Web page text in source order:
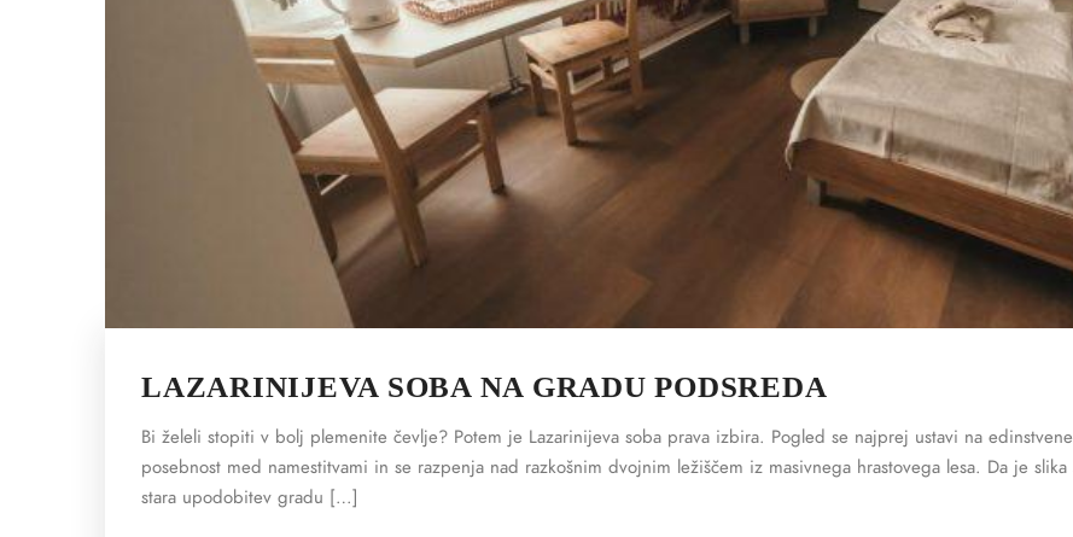
LAZARINIJEVA SOBA NA GRADU PODSREDA
Bi želeli stopiti v bolj plemenite čevlje? Potem je Lazarinijeva soba prava izbira. Pogled se najprej ustavi na
posebnost med namestitvami in se razpenja nad razkošnim dvojnim ležiščem iz masivnega hrastovega lesa. Da je
stara upodobitev gradu […]